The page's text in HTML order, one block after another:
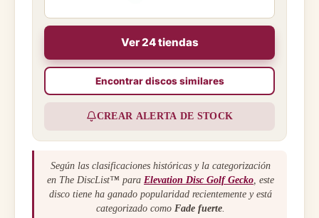
Ver 24 tiendas
Encontrar discos similares
CREAR ALERTA DE STOCK
Según las clasificaciones históricas y la categorización
en The DiscList™ para Elevation Disc Golf Gecko , este
disco tiene ha ganado popularidad recientemente y está
categorizado como Fade fuerte